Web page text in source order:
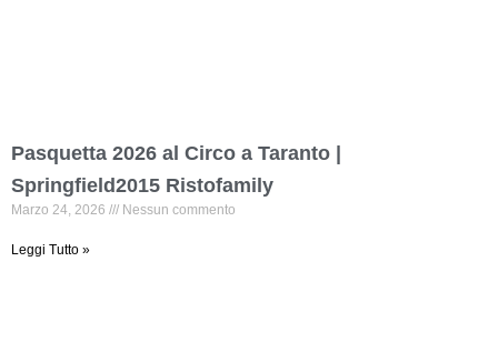
Pasquetta 2026 al Circo a Taranto |
Springfield2015 Ristofamily
Marzo 24, 2026 Nessun commento
Leggi Tutto »